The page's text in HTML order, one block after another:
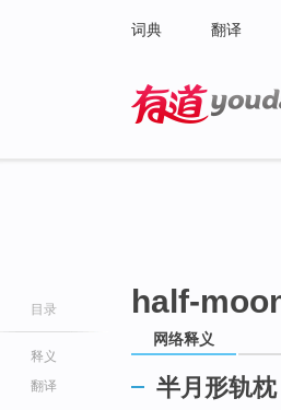
词典 翻译
目录
释义
翻译
half-
网络释义
半月形轨枕